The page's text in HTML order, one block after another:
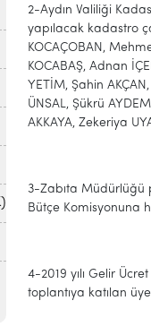
2-Aydın Valiliği
yapılacak kadastro
KOCAÇOBAN,
KOCABAŞ, Adnan
YETİM, Şahin
ÜNSAL, Şükrü
AKKAYA, Zekeriya
3-Zabıta Müdürlüğü
Bütçe Komisyonuna
4-2019 yılı Gelir
toplantıya katılan